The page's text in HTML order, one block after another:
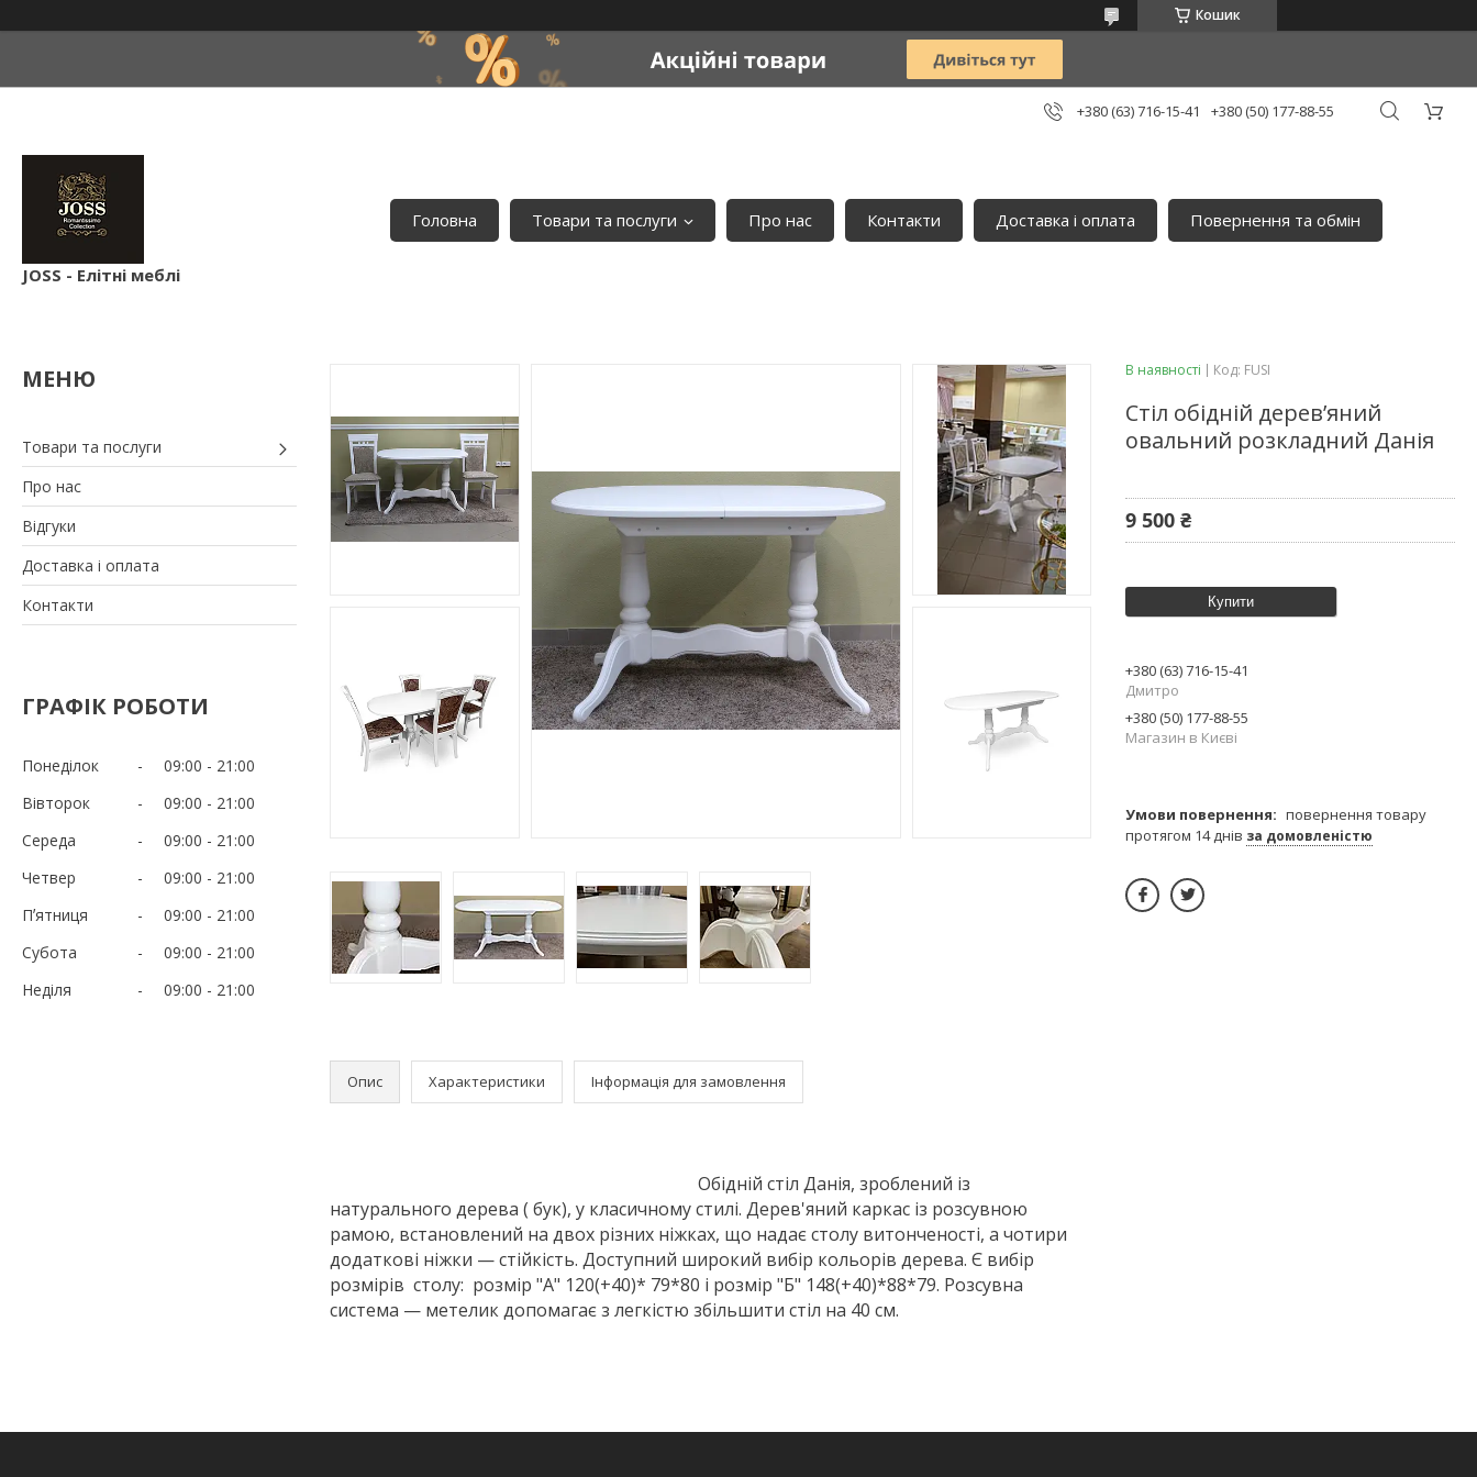
Кошик
+380 (63) 716-15-41 +380 (50) 177-88-55
JOSS - Елітні меблі
Головна Товари та послуги Про нас Контакти Доставка і оплата Повернення та обмін
Товари та послуги
Про нас
Відгуки
Доставка і оплата
Контакти
ГРАФІК РОБОТИ
Понеділок 09:00
21:00
Вівторок
09:00
21:00
Середа
09:00
21:00
Четвер
09:00
21:00
Пʼятниця
09:00
21:00
Субота
09:00
21:00
Неділя
09:00 21:00
Опис Характеристики Інформація для замовлення
Обідній стіл Данія, зроблений із
натурального дерева ( бук), у класичному стилі. Дерев'яний каркас із розсувною
рамою, встановлений на двох різних ніжках, що надає столу витонченості, а чотири
додаткові ніжки — стійкість. Доступний широкий вибір кольорів дерева. Є вибір
розмірів столу: розмір "A" 120(+40)* 79*80 і розмір "Б" 148(+40)*88*79. Розсувна
система — метелик допомагає з легкістю збільшити стіл на 40 см.
В наявності Код: FUSI
Стіл обідній деревʼяний
овальний розкладний Данія
9 500 ₴
Купити
+380 (63) 716-15-41
Дмитро
+380 (50) 177-88-55
Магазин в Києві
повернення товару
протягом 14 днів за домовленістю